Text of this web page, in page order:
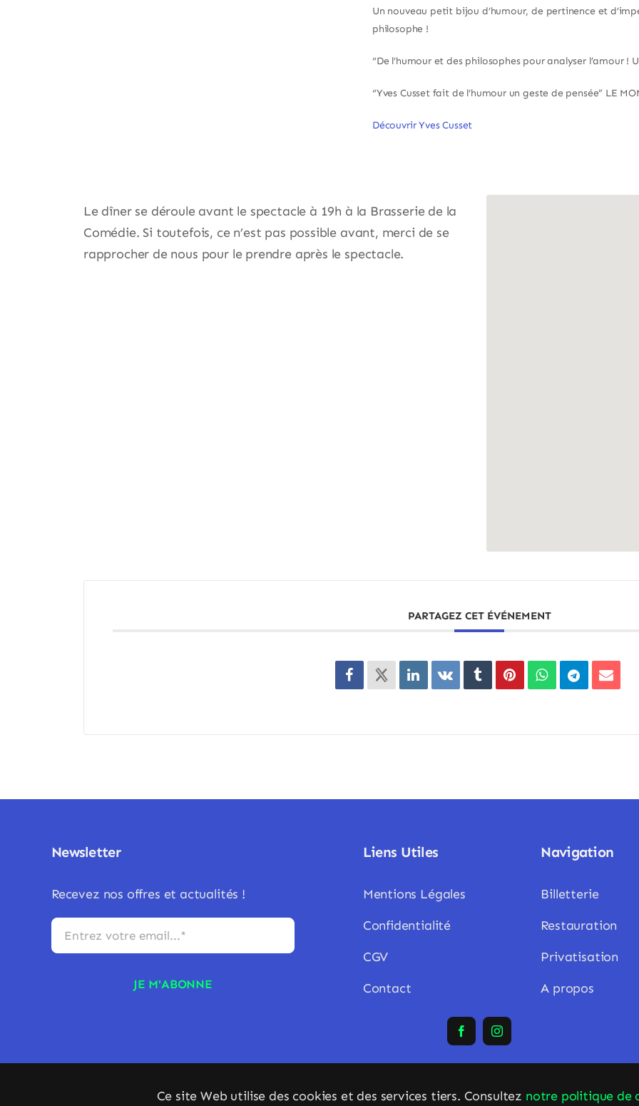
Un nouveau petit bijou d’humour, de pertinence et
philosophe !
“De l’humour et des philosophes pour analyser l’amour !
“Yves Cusset fait de l’humour un geste de pensée” LE
Découvrir Yves Cusset
Le dîner se déroule avant le spectacle à 19h à la Brasserie de la
Comédie. Si toutefois, ce n’est pas possible avant, merci de se
rapprocher de nous pour le prendre après le spectacle.
PARTAGEZ CET ÉVÉNEMENT
Newsletter
Recevez nos offres et actualités !
JE M'ABONNE
Liens Utiles
Mentions Légales
Confidentialité
CGV
Contact
Navigation
Billetterie
Restauration
Privatisation
A propos
Ce site Web utilise des cookies et des services tiers. Consultez notre politique de